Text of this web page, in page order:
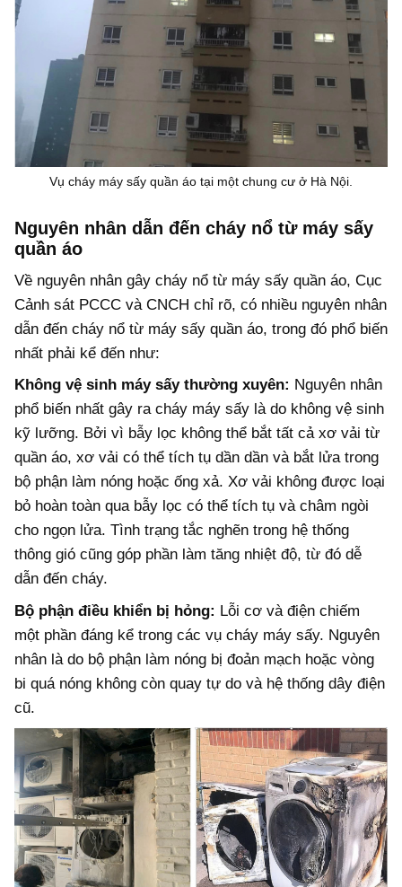
Vụ cháy máy sấy quần áo tại một chung cư ở Hà Nội.
Nguyên nhân dẫn đến cháy nổ từ máy sấy
quần áo
Về nguyên nhân gây cháy nổ từ máy sấy quần áo, Cục
Cảnh sát PCCC và CNCH chỉ rõ, có nhiều nguyên nhân
dẫn đến cháy nổ từ máy sấy quần áo, trong đó phổ biến
nhất phải kể đến như:
Không vệ sinh máy sấy thường xuyên: Nguyên nhân
phổ biến nhất gây ra cháy máy sấy là do không vệ sinh
kỹ lưỡng. Bởi vì bẫy lọc không thể bắt tất cả xơ vải từ
quần áo, xơ vải có thể tích tụ dần dần và bắt lửa trong
bộ phận làm nóng hoặc ống xả. Xơ vải không được loại
bỏ hoàn toàn qua bẫy lọc có thể tích tụ và châm ngòi
cho ngọn lửa. Tình trạng tắc nghẽn trong hệ thống
thông gió cũng góp phần làm tăng nhiệt độ, từ đó dễ
dẫn đến cháy.
Bộ phận điều khiển bị hỏng: Lỗi cơ và điện chiếm
một phần đáng kể trong các vụ cháy máy sấy. Nguyên
nhân là do bộ phận làm nóng bị đoản mạch hoặc vòng
bi quá nóng không còn quay tự do và hệ thống dây điện
cũ.